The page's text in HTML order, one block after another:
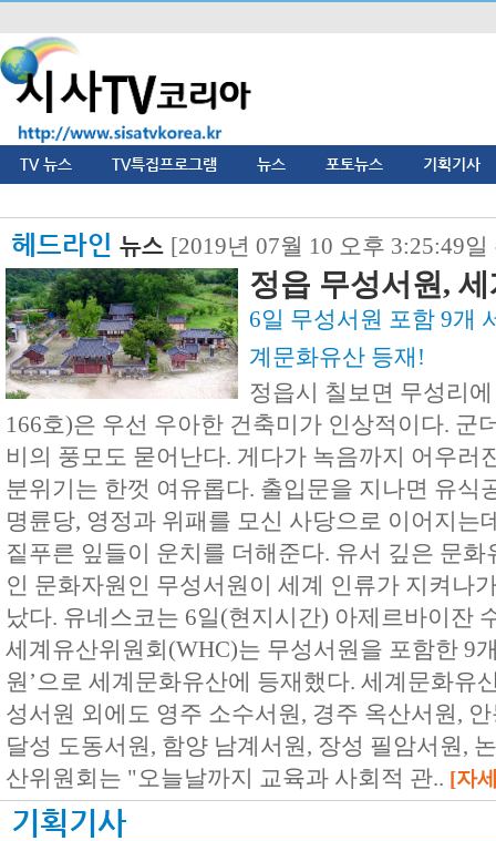
TV 뉴스 TV특집프로그램 뉴스 포토뉴스 기획기사
헤드라인 뉴스 [2019년 07월 10 오후 3:25:49
정읍 무성서원,
6일 무성서원 포함 9개
계문화유산 등재!
정읍시 칠보면 무성리
166호)은 우선 우아한 건축미가 인상적이다. 군
비의 풍모도 묻어난다. 게다가 녹음까지 어우러
분위기는 한껏 여유롭다. 출입문을 지나면 유식
명륜당, 영정과 위패를 모신 사당으로 이어지는
짙푸른 잎들이 운치를 더해준다. 유서 깊은 문
인 문화자원인 무성서원이 세계 인류가 지켜나
났다. 유네스코는 6일(현지시간) 아제르바이잔
세계유산위원회(WHC)는 무성서원을 포함한 9
원’으로 세계문화유산에 등재했다. 세계문화유
성서원 외에도 영주 소수서원, 경주 옥산서원,
달성 도동서원, 함양 남계서원, 장성 필암서원,
산위원회는 "오늘날까지 교육과 사회적 관.. [자
기획기사